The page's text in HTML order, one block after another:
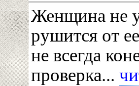
Женщина не
рушится от
не всегда
проверка...